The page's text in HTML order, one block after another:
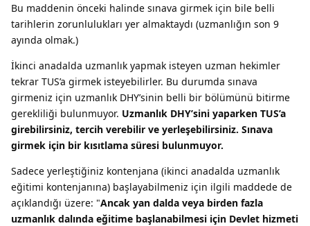
Bu maddenin önceki halinde sınava girmek için bile belli
tarihlerin zorunlulukları yer almaktaydı (uzmanlığın son 9
ayında olmak.)
İkinci anadalda uzmanlık yapmak isteyen uzman hekimler
tekrar TUS’a girmek isteyebilirler. Bu durumda sınava
girmeniz için uzmanlık DHY’sinin belli bir bölümünü bitirme
gerekliliği bulunmuyor. Uzmanlık DHY’sini yaparken TUS’a
girebilirsiniz, tercih verebilir ve yerleşebilirsiniz. Sınava
girmek için bir kısıtlama süresi bulunmuyor.
Sadece yerleştiğiniz kontenjana (ikinci anadalda uzmanlık
eğitimi kontenjanına) başlayabilmeniz için ilgili maddede de
açıklandığı üzere: "Ancak yan dalda veya birden fazla
uzmanlık dalında eğitime başlanabilmesi için Devlet hizmeti